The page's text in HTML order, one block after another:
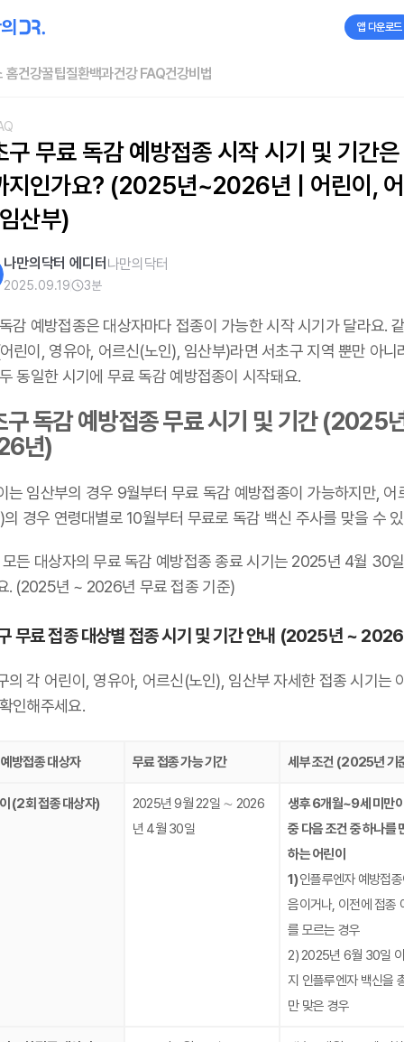
앱 다운로드
홈건강꿀팁질환백과건강 FAQ건강비법
구 무료 독감 예방접종 시작 시기 및 기간
지인가요? (2025년~2026년 | 어린이,
산부)
나만의닥터 에디터 나만의닥터
2025.09.19 3분
감 예방접종은 대상자마다 접종이 가능한 시작 시기가 달라요.
린이, 영유아, 어르신(노인), 임산부)라면 서초구 지역 뿐만 아니
동일한 시기에 무료 독감 예방접종이 시작돼요.
구 독감 예방접종 무료 시기 및 기간 (2025
년)
는 임산부의 경우 9월부터 무료 독감 예방접종이 가능하지만, 어
의 경우 연령대별로 10월부터 무료로 독감 백신 주사를 맞을 수
모든 대상자의 무료 독감 예방접종 종료 시기는 2025년 4월 30
. (2025년 ~ 2026년 무료 접종 기준)
무료 접종 대상별 접종 시기 및 기간 안내 (2025년 ~
의 각 어린이, 영유아, 어르신(노인), 임산부 자세한 접종 시기는
인해주세요.
방접종 대상자 무료 접종 가능 기간 세부 조건 (2025년 기
(2회 접종 대상자)
2025년 9월 22일 ∼ 2026
년 4월 30일
생후 6개월~9세 미만
중 다음 조건 중 하나를
하는 어린이
1)인플루엔자 예방접종
음이거나, 이전에 접종
를 모르는 경우
2) 2025년 6월 30일
지 인플루엔자 백신을
만 맞은 경우